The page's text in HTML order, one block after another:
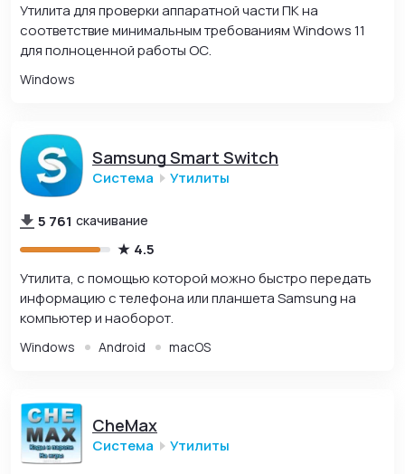
Утилита для проверки аппаратной части ПК на
соответствие минимальным требованиям Windows 11
для полноценной работы ОС.
Windows
Samsung Smart Switch
Система Утилиты
5 761 скачивание
4.5
Утилита, с помощью которой можно быстро передать
информацию с телефона или планшета Samsung на
компьютер и наоборот.
Windows Android macOS
CheMax
Система Утилиты